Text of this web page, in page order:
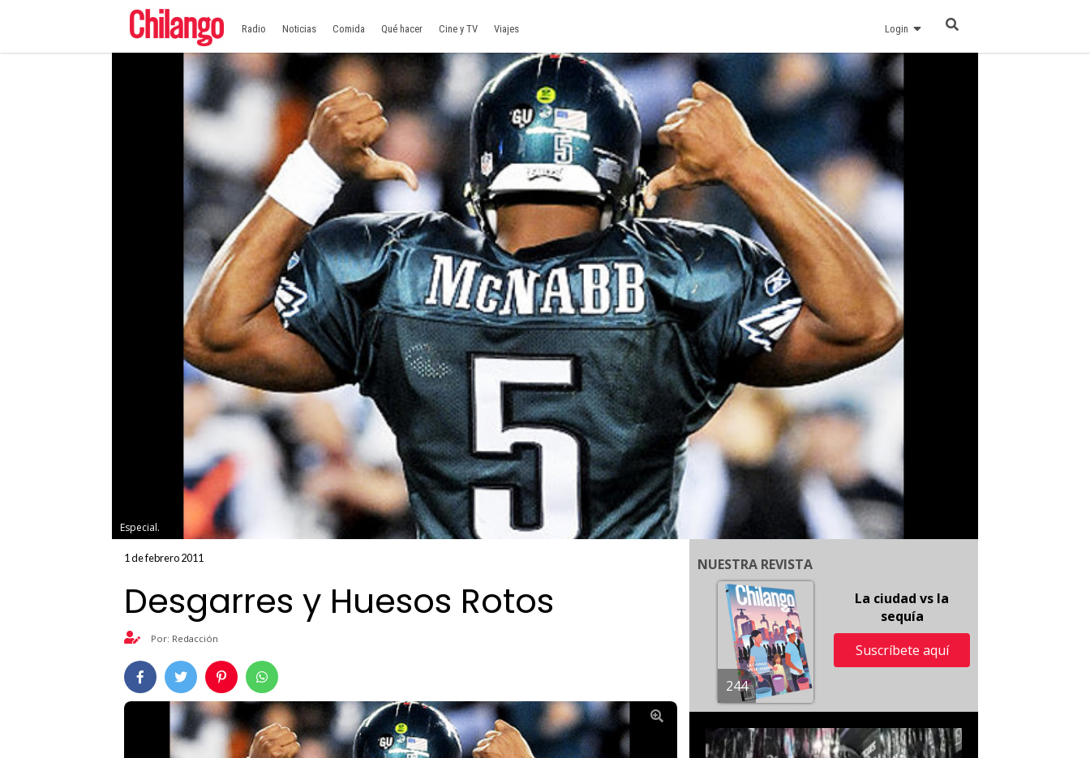
Radio Noticias Comida Qué hacer Cine y TV Viajes Login
Especial.
1 de febrero 2011
Desgarres y Huesos Rotos
Por: Redacción
NUESTRA REVISTA
244
La ciudad vs la
sequía
Suscríbete aquí